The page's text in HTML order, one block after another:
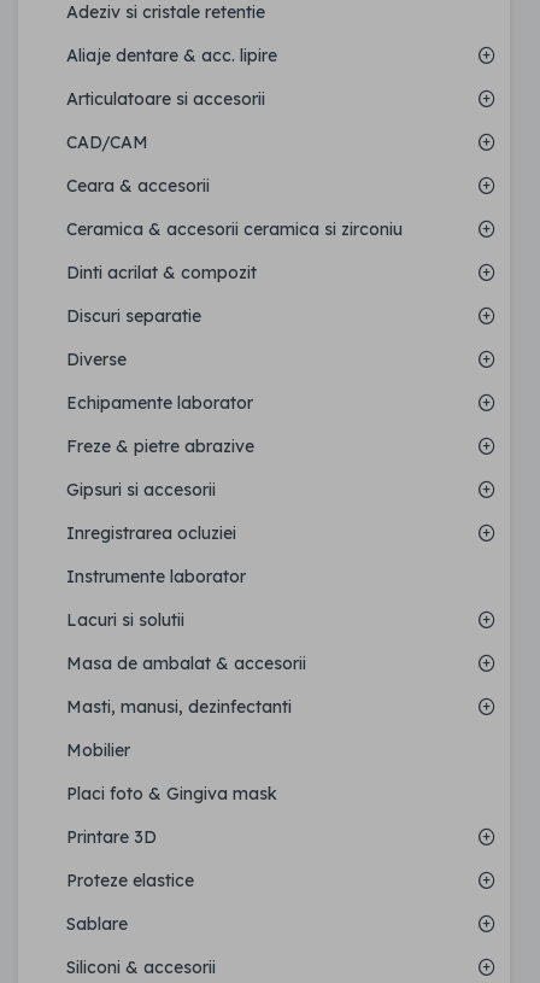
Adeziv si cristale retentie
Aliaje dentare & acc. lipire
Articulatoare si accesorii
CAD/CAM
Ceara & accesorii
Ceramica & accesorii ceramica si zirconiu
Dinti acrilat & compozit
Discuri separatie
Diverse
Echipamente laborator
Freze & pietre abrazive
Gipsuri si accesorii
Inregistrarea ocluziei
Instrumente laborator
Lacuri si solutii
Masa de ambalat & accesorii
Masti, manusi, dezinfectanti
Mobilier
Placi foto & Gingiva mask
Printare 3D
Proteze elastice
Sablare
Siliconi & accesorii